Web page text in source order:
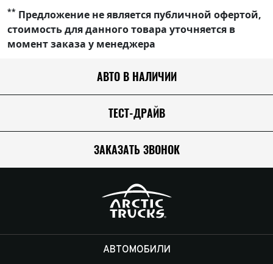
** Предложение не является публичной офертой,
стоимость для данного товара уточняется в
момент заказа у менеджера
АВТО В НАЛИЧИИ
ТЕСТ-ДРАЙВ
ЗАКАЗАТЬ ЗВОНОК
АВТОМОБИЛИ